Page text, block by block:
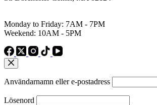
Monday to Friday: 7AM - 7PM
Weekend: 10AM - 5PM
Användarnamn eller e‑postadress
Lösenord